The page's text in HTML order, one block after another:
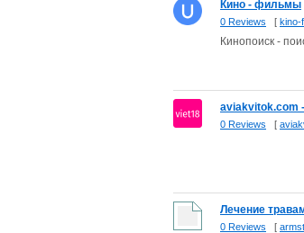
Кино - фильмы
0 Reviews [ kino-
Кинопоиск -
aviakvitok.com
0 Reviews [
Лечение
0 Reviews [